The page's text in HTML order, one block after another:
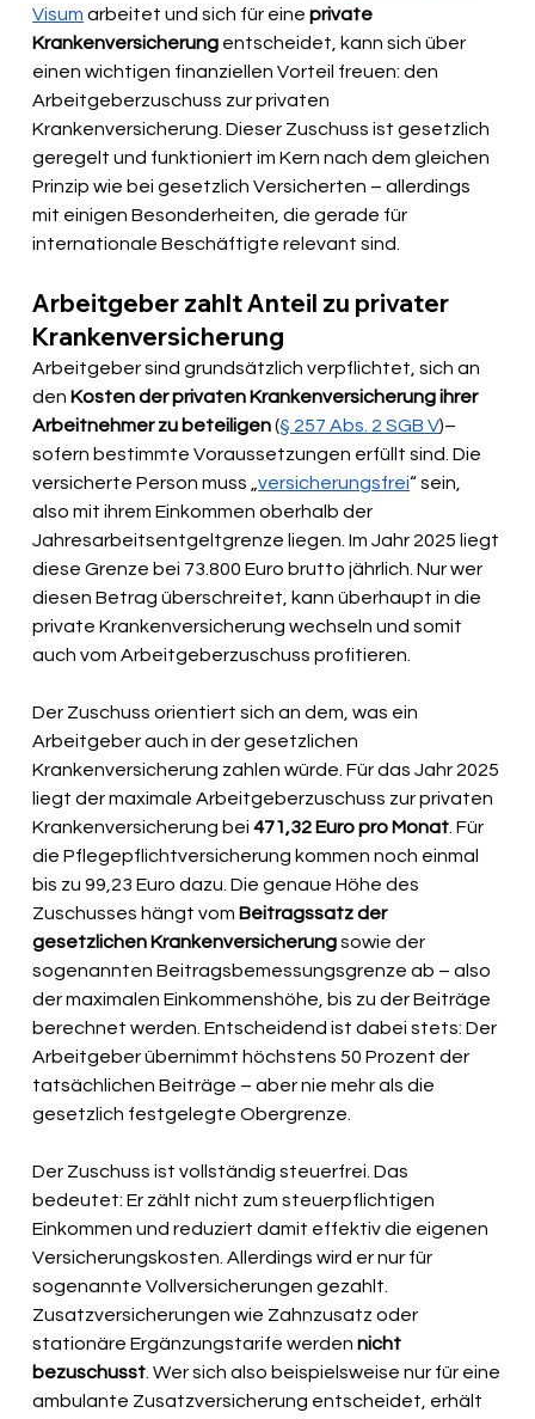
Visum arbeitet und sich für eine private
Krankenversicherung entscheidet, kann sich über
einen wichtigen finanziellen Vorteil freuen: den
Arbeitgeberzuschuss zur privaten
Krankenversicherung. Dieser Zuschuss ist gesetzlich
geregelt und funktioniert im Kern nach dem gleichen
Prinzip wie bei gesetzlich Versicherten – allerdings
mit einigen Besonderheiten, die gerade für
internationale Beschäftigte relevant sind.
Arbeitgeber zahlt Anteil zu privater
Krankenversicherung
Arbeitgeber sind grundsätzlich verpflichtet, sich an
den Kosten der privaten Krankenversicherung ihrer
Arbeitnehmer zu beteiligen (§ 257 Abs. 2 SGB V)–
sofern bestimmte Voraussetzungen erfüllt sind. Die
versicherte Person muss „versicherungsfrei“ sein,
also mit ihrem Einkommen oberhalb der
Jahresarbeitsentgeltgrenze liegen. Im Jahr 2025 liegt
diese Grenze bei 73.800 Euro brutto jährlich. Nur wer
diesen Betrag überschreitet, kann überhaupt in die
private Krankenversicherung wechseln und somit
auch vom Arbeitgeberzuschuss profitieren.
Der Zuschuss orientiert sich an dem, was ein
Arbeitgeber auch in der gesetzlichen
Krankenversicherung zahlen würde. Für das Jahr 2025
liegt der maximale Arbeitgeberzuschuss zur privaten
Krankenversicherung bei 471,32 Euro pro Monat . Für
die Pflegepflichtversicherung kommen noch einmal
bis zu 99,23 Euro dazu. Die genaue Höhe des
Zuschusses hängt vom Beitragssatz der
gesetzlichen Krankenversicherung sowie der
sogenannten Beitragsbemessungsgrenze ab – also
der maximalen Einkommenshöhe, bis zu der Beiträge
berechnet werden. Entscheidend ist dabei stets: Der
Arbeitgeber übernimmt höchstens 50 Prozent der
tatsächlichen Beiträge – aber nie mehr als die
gesetzlich festgelegte Obergrenze.
Der Zuschuss ist vollständig steuerfrei. Das
bedeutet: Er zählt nicht zum steuerpflichtigen
Einkommen und reduziert damit effektiv die eigenen
Versicherungskosten. Allerdings wird er nur für
sogenannte Vollversicherungen gezahlt.
Zusatzversicherungen wie Zahnzusatz oder
stationäre Ergänzungstarife werden nicht
bezuschusst . Wer sich also beispielsweise nur für eine
ambulante Zusatzversicherung entscheidet, erhält